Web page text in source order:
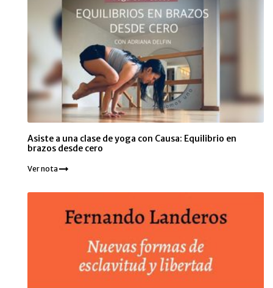
Asiste a una clase de yoga con Causa: Equilibrio en
brazos desde cero
Ver nota